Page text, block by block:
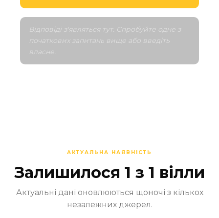
Відповіді з'являться тут. Спробуйте одне з
початкових запитань вище або введіть
власне.
АКТУАЛЬНА НАЯВНІСТЬ
Залишилося 1 з 1 вілли
Актуальні дані оновлюються щоночі з кількох
незалежних джерел.